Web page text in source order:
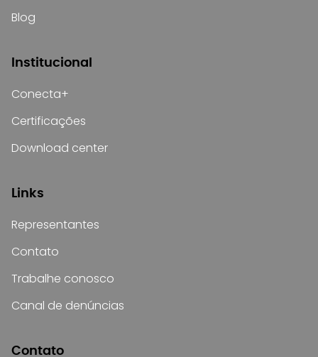
Blog
Institucional
Conecta+
Certificações
Download center
Links
Representantes
Contato
Trabalhe conosco
Canal de denúncias
Contato